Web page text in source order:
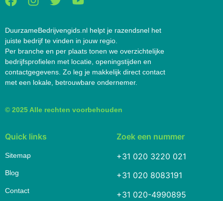
DuurzameBedrijvengids.nl helpt je razendsnel het
juiste bedrijf te vinden in jouw regio.
Per branche en per plaats tonen we overzichtelijke
bedrijfsprofielen met locatie, openingstijden en
contactgegevens. Zo leg je makkelijk direct contact
met een lokale, betrouwbare ondernemer.
© 2025 Alle rechten voorbehouden
Quick links
Sitemap
Blog
Contact
Zoek een nummer
+31 020 3220 021
+31 020 8083191
+31 020-4990895